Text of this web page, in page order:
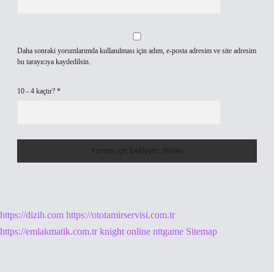
Daha sonraki yorumlarımda kullanılması için adım, e-posta adresim ve site adresim
bu tarayıcıya kaydedilsin.
10 - 4 kaçtır? *
https://dizih.com https://ototamirservisi.com.tr
https://emlakmatik.com.tr knight online nttgame Sitemap